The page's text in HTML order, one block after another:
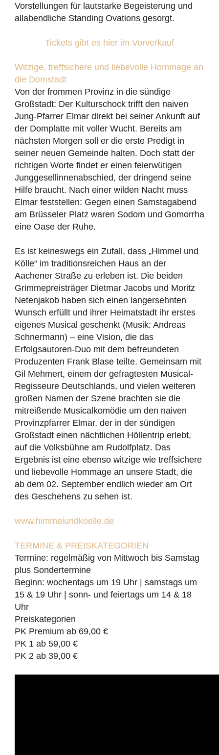
Vorstellungen für lautstarke Begeisterung und
allabendliche Standing Ovations gesorgt.
Tickets gibt es hier im Vorverkauf
Witzige, treffsichere und liebevolle Hommage an
die Domstadt
Von der frommen Provinz in die sündige
Großstadt: Der Kulturschock trifft den naiven
Jung-Pfarrer Elmar direkt bei seiner Ankunft auf
der Domplatte mit voller Wucht. Bereits am
nächsten Morgen soll er die erste Predigt in
seiner neuen Gemeinde halten. Doch statt der
richtigen Worte findet er einen feierwütigen
Junggesellinnenabschied, der dringend seine
Hilfe braucht. Nach einer wilden Nacht muss
Elmar feststellen: Gegen einen Samstagabend
am Brüsseler Platz waren Sodom und Gomorrha
eine Oase der Ruhe.
Es ist keineswegs ein Zufall, dass „Himmel und
Kölle“ im traditionsreichen Haus an der
Aachener Straße zu erleben ist. Die beiden
Grimmepreisträger Dietmar Jacobs und Moritz
Netenjakob haben sich einen langersehnten
Wunsch erfüllt und ihrer Heimatstadt ihr erstes
eigenes Musical geschenkt (Musik: Andreas
Schnermann) – eine Vision, die das
Erfolgsautoren-Duo mit dem befreundeten
Produzenten Frank Blase teilte. Gemeinsam mit
Gil Mehmert, einem der gefragtesten Musical-
Regisseure Deutschlands, und vielen weiteren
großen Namen der Szene brachten sie die
mitreißende Musicalkomödie um den naiven
Provinzpfarrer Elmar, der in der sündigen
Großstadt einen nächtlichen Höllentrip erlebt,
auf die Volksbühne am Rudolfplatz. Das
Ergebnis ist eine ebenso witzige wie treffsichere
und liebevolle Hommage an unsere Stadt, die
ab dem 02. September endlich wieder am Ort
des Geschehens zu sehen ist.
www.himmelundkoelle.de
TERMINE & PREISKATEGORIEN
Termine: regelmäßig von Mittwoch bis Samstag
plus Sondertermine
Beginn: wochentags um 19 Uhr | samstags um
15 & 19 Uhr | sonn- und feiertags um 14 & 18
Uhr
Preiskategorien
PK Premium ab 69,00 €
PK 1 ab 59,00 €
PK 2 ab 39,00 €